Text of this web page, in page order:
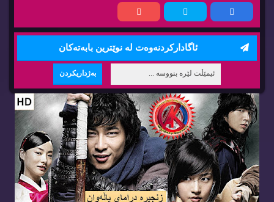
ئاگاداركردنه‌وه‌ت له‌ نوێترین بابه‌ته‌كان